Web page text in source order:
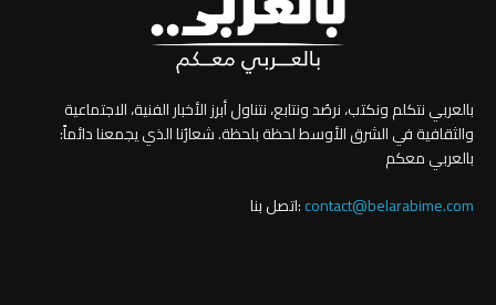
بالعربي نتكلم ونكتب، نرصُد ونتابع، نتناول أبرز الأخبار الفنية، الاجتماعية
والثقافية في الشرق الأوسط لحظة بلحظة. شعارُنا الذي يجمعنا دائماً:
بالعربي معكم
اتصل بنا:contact@belarabime.com